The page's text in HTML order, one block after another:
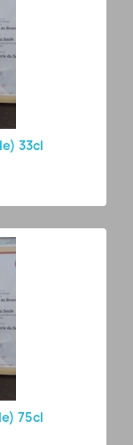
33cl
75cl